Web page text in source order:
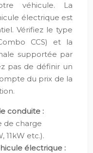
véhicule. La
électrique est
Vérifiez le type
CCS) et la
supportée par
pas de définir un
du prix de la
conduite :
de charge
11kW etc.).
électrique :